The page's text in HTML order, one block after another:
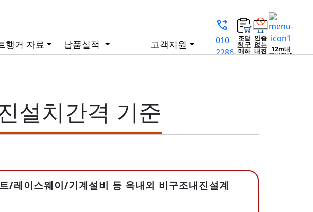
행거 자료
캐드도
안전확
서 발행)
표준품
적서
납품실적
내진설계관련 문의
담당자
고객지원
카달로그 [내진]
견적문의
phone_forwarded
010-
2286-
조달
청 구
매하
기
인증
없는
내진
제품
12m내
진버팀대
설치간격 기준
/레이스웨이/기계설비 등 옥내외 비구조내진설계